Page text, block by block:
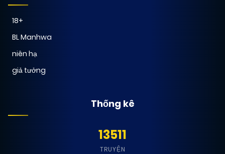
18+
BL Manhwa
niên hạ
giả tưởng
Thống kê
13511
TRUYỆN